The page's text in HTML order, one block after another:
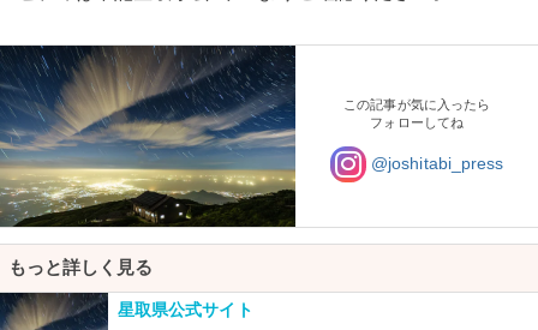
この記事が気に入ったら
フォローしてね
@joshitabi_press
もっと詳しく見る
星取県公式サイト